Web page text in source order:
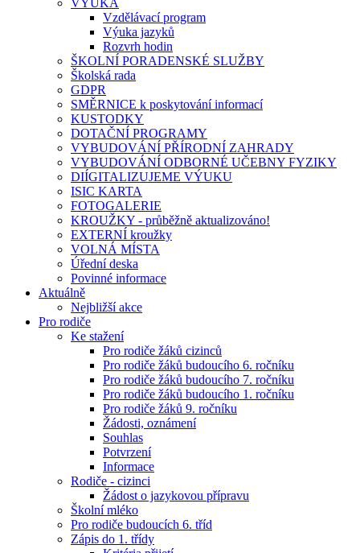
VÝUKA
Vzdělávací program
Výuka jazyků
Rozvrh hodin
ŠKOLNÍ PORADENSKÉ SLUŽBY
Školská rada
GDPR
SMĚRNICE k poskytování informací
KUSTODKY
DOTAČNÍ PROGRAMY
VYBUDOVÁNÍ PŘÍRODNÍ ZAHRADY
VYBUDOVÁNÍ ODBORNÉ UČEBNY FYZIKY
DIÍGITALIZUJEME VÝUKU
ISIC KARTA
FOTOGALERIE
KROUŽKY - průběžně aktualizováno!
EXTERNÍ kroužky
VOLNÁ MÍSTA
Úřední deska
Povinné informace
Aktuálně
Nejbližší akce
Pro rodiče
Ke stažení
Pro rodiče žáků cizinců
Pro rodiče žáků budoucího 6. ročníku
Pro rodiče žáků budoucího 7. ročníku
Pro rodiče žáků budoucího 1. ročníku
Pro rodiče žáků 9. ročníku
Žádosti, oznámení
Souhlas
Potvrzení
Informace
Rodiče - cizinci
Žádost o jazykovou přípravu
Školní mléko
Pro rodiče budoucích 6. tříd
Zápis do 1. třídy